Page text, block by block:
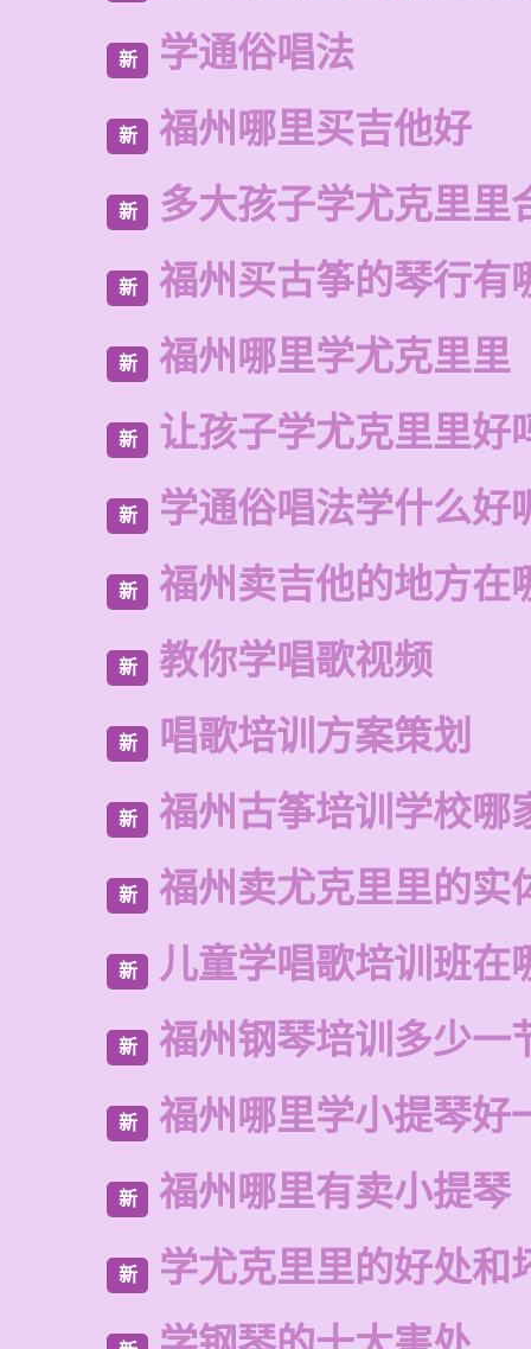
新 学通俗唱法
新 福州哪里买吉他好
新 多大孩子学尤克里里
新 福州买古筝的琴行有
新 福州哪里学尤克里里
新 让孩子学尤克里里好
新 学通俗唱法学什么好
新 福州卖吉他的地方在
新 教你学唱歌视频
新 唱歌培训方案策划
新 福州古筝培训学校哪
新 福州卖尤克里里的实
新 儿童学唱歌培训班在
新 福州钢琴培训多少一
新 福州哪里学小提琴好
新 福州哪里有卖小提琴
新 学尤克里里的好处和